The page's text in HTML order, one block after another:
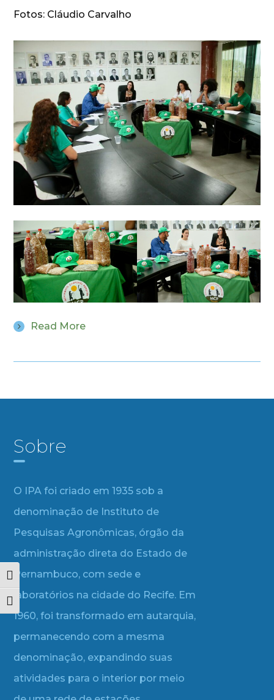
Alternar alto contraste
Alternar tamanho da fonte
Fotos: Cláudio Carvalho
Read More
Sobre
O IPA foi criado em 1935 sob a
denominação de Instituto de
Pesquisas Agronômicas, órgão da
administração direta do Estado de
Pernambuco, com sede e
laboratórios na cidade do Recife. Em
1960, foi transformado em autarquia,
permanecendo com a mesma
denominação, expandindo suas
atividades para o interior por meio